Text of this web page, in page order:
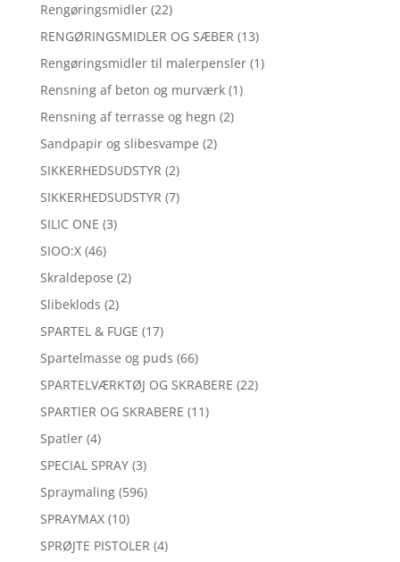
Rengøringsmidler (22)
RENGØRINGSMIDLER OG SÆBER (13)
Rengøringsmidler til malerpensler (1)
Rensning af beton og murværk (1)
Rensning af terrasse og hegn (2)
Sandpapir og slibesvampe (2)
SIKKERHEDSUDSTYR (2)
SIKKERHEDSUDSTYR (7)
SILIC ONE (3)
SIOO:X (46)
Skraldepose (2)
Slibeklods (2)
SPARTEL & FUGE (17)
Spartelmasse og puds (66)
SPARTELVÆRKTØJ OG SKRABERE (22)
SPARTlER OG SKRABERE (11)
Spatler (4)
SPECIAL SPRAY (3)
Spraymaling (596)
SPRAYMAX (10)
SPRØJTE PISTOLER (4)